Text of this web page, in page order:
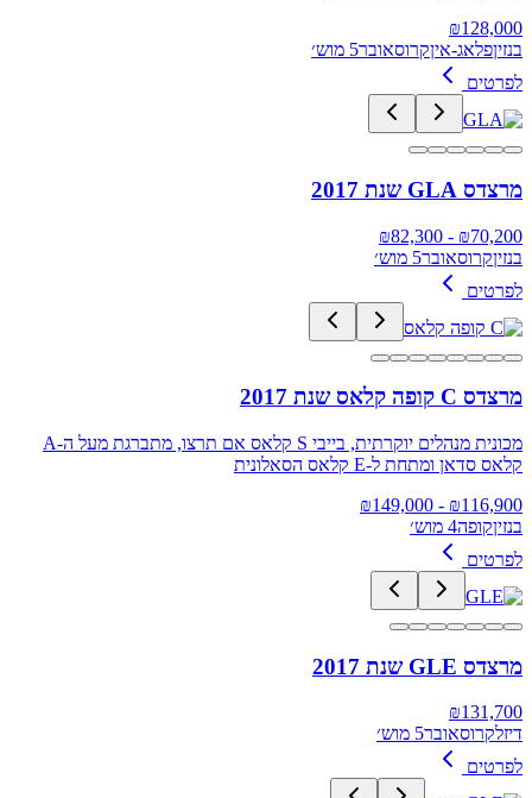
₪128,000
בנזיןפלאג-איןקרוסאובר5 מוש׳
לפרטים
מרצדס GLA שנת 2017
₪70,200
- ₪
82,300
בנזיןקרוסאובר5 מוש׳
לפרטים
מרצדס C קופה קלאס שנת 2017
מכונית מנהלים יוקרתית, בייבי S קלאס אם תרצו, מתברגת מעל ה-A
קלאס סדאן ומתחת ל-E קלאס הסאלונית
₪116,900
- ₪
149,000
בנזיןקופה4 מוש׳
לפרטים
מרצדס GLE שנת 2017
₪131,700
דיזלקרוסאובר5 מוש׳
לפרטים